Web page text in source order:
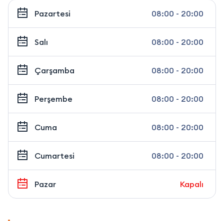
Pazartesi 08:00 - 20:00
Salı 08:00 - 20:00
Çarşamba 08:00 - 20:00
Perşembe 08:00 - 20:00
Cuma 08:00 - 20:00
Cumartesi 08:00 - 20:00
Pazar Kapalı